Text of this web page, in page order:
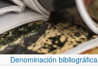
Denominación bibliográfica